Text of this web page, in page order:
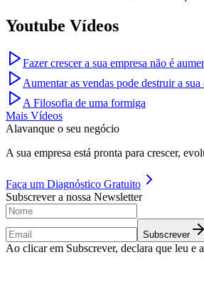
Youtube Vídeos
Fazer crescer a sua empresa não é
Aumentar as vendas pode destruir a sua
A Filosofia de uma formiga
Mais Vídeos
Alavanque o seu negócio
A sua empresa está pronta para crescer,
Faça um Diagnóstico Gratuito
Subscrever a nossa Newsletter
Subscrever
Ao clicar em Subscrever, declara que leu e